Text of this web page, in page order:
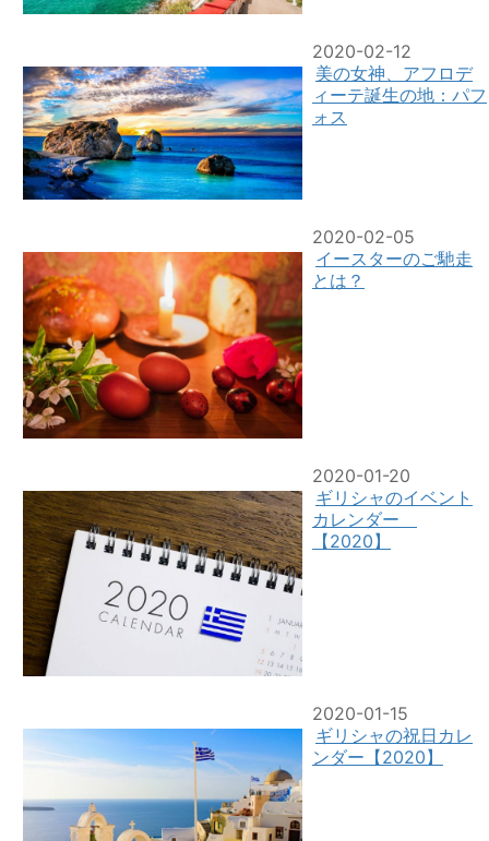
2020-02-12
美の女神、アフロデ
ィーテ誕生の地：パフ
ォス
2020-02-05
イースターのご馳走
とは？
2020-01-20
ギリシャのイベント
カレンダー
【2020】
2020-01-15
ギリシャの祝日カレ
ンダー【2020】